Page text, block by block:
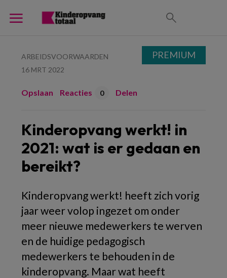
ARBEIDSVOORWAARDEN
16 MRT 2022
Opslaan Reacties 0 Delen
Kinderopvang werkt! in
2021: wat is er gedaan en
bereikt?
Kinderopvang werkt! heeft zich vorig
jaar weer volop ingezet om onder
meer nieuwe medewerkers te werven
en de huidige pedagogisch
medewerkers te behouden in de
kinderopvang. Maar wat heeft
PREMIUM